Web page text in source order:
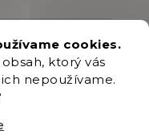
cookies.
ktorý vás
nepoužívame.
ochrany